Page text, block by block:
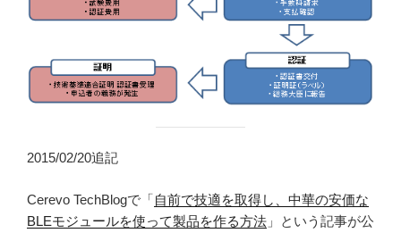
2015/02/20追記
Cerevo TechBlogで「自前で技適を取得し、中華の安価な
BLEモジュールを使って製品を作る方法 」という記事が公